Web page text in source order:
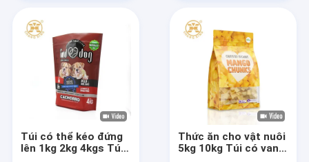
Các sản phẩm
về chúng tôi
tham quan nhà máy
Túi có thể kéo đứng
lên 1kg 2kg 4kgs Túi
Thức ăn cho vật nuôi
5kg 10kg Túi có van